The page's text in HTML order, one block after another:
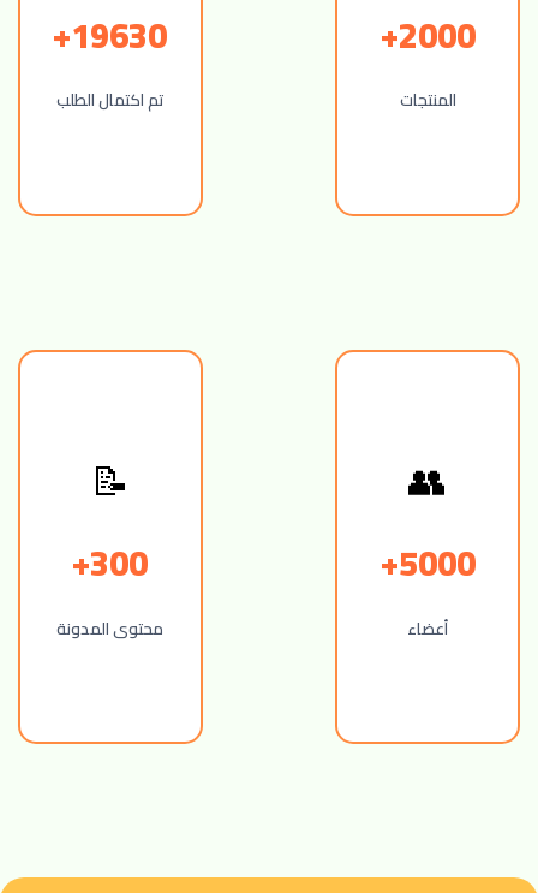
2000+
المنتجات
19630+
تم اكتمال الطلب
👥
5000+
أعضاء
📝
300+
محتوى المدونة